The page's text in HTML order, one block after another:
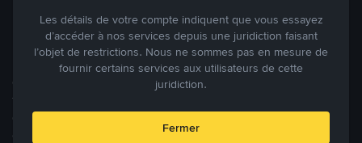
Bénéficiant de la confiance de millions d’utilisateurs dans le
monde, Binance P2P fournit une plateforme sécurisée pour la
réalisation de trades en cryptomonnaies dans plus de 800 modes
de paiement et plus de 100 monnaies fiat. Les utilisateurs peuvent
facilement acheter, vendre et trader des cryptomonnaies
directement avec d’autres utilisateurs, tout en définissant leurs prix
et leurs modes de paiement préférés sur une Marketplace de
Les détails de votre compte indiquent que vous essayez
d’accéder à nos services depuis une juridiction faisant
l’objet de restrictions. Nous ne sommes pas en mesure de
fournir certains services aux utilisateurs de cette
juridiction.
Fermer